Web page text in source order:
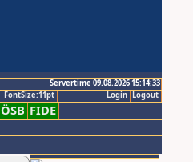
Servertime 09.08.2026 15:14:33
Logout
Login
FontSize:11pt
ÖSB FIDE